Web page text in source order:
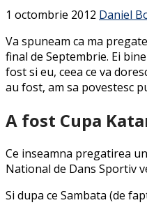
1 octombrie 2012 Daniel
Va spuneam ca ma
final de Septembrie. Ei
fost si eu, ceea ce va
au fost, am sa povestesc
A fost Cupa
Ce inseamna pregatirea
National de Dans Sportiv
Si dupa ce Sambata (de